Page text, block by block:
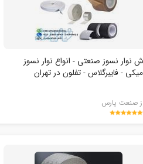
نوار نسوز صنعتی - انواع نوار نسوز
- فایبرگلاس - تفلون در تهران
صنعت پارس